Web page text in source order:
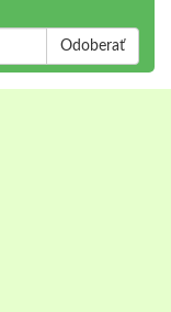
Odoberať